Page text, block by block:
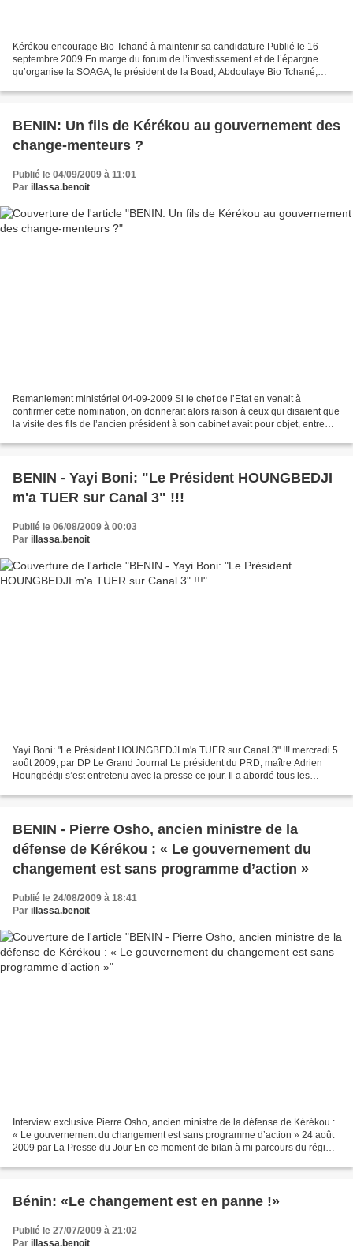
Kérékou encourage Bio Tchané à maintenir sa candidature Publié le 16
septembre 2009 En marge du forum de l’investissement et de l’épargne
qu’organise la SOAGA, le président de la Boad, Abdoulaye Bio Tchané,
BENIN: Un fils de Kérékou au gouvernement des
change-menteurs ?
Publié le 04/09/2009 à 11:01
Par illassa.benoit
Remaniement ministériel 04-09-2009 Si le chef de l’Etat en venait à
confirmer cette nomination, on donnerait alors raison à ceux qui disaient que
la visite des fils de l’ancien président à son cabinet avait pour objet, entre
BENIN - Yayi Boni: "Le Président HOUNGBEDJI
m'a TUER sur Canal 3" !!!
Publié le 06/08/2009 à 00:03
Par illassa.benoit
Yayi Boni: "Le Président HOUNGBEDJI m'a TUER sur Canal 3" !!! mercredi 5
août 2009, par DP Le Grand Journal Le président du PRD, maître Adrien
Houngbédji s’est entretenu avec la presse ce jour. Il a abordé tous les
BENIN - Pierre Osho, ancien ministre de la
défense de Kérékou : « Le gouvernement du
changement est sans programme d’action »
Publié le 24/08/2009 à 18:41
Par illassa.benoit
Interview exclusive Pierre Osho, ancien ministre de la défense de Kérékou :
« Le gouvernement du changement est sans programme d’action » 24 août
2009 par La Presse du Jour En ce moment de bilan à mi parcours du régime
Bénin: «Le changement est en panne !»
Publié le 27/07/2009 à 21:02
Par illassa.benoit